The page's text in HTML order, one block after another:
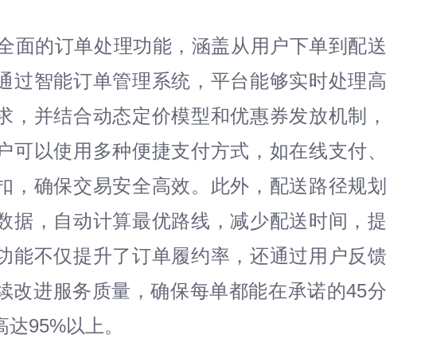
面的订单处理功能，涵盖从用户下单到配送
过智能订单管理系统，平台能够实时处理高
，并结合动态定价模型和优惠券发放机制，
可以使用多种便捷支付方式，如在线支付、
，确保交易安全高效。此外，配送路径规划
据，自动计算最优路线，减少配送时间，提
能不仅提升了订单履约率，还通过用户反馈
改进服务质量，确保每单都能在承诺的45分
95%以上。